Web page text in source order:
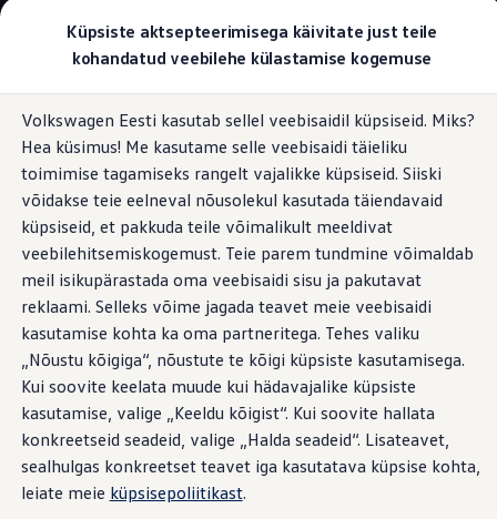
Küpsiste aktsepteerimisega käivitate just teile
kohandatud veebilehe külastamise kogemuse
Volkswagen Eesti kasutab sellel veebisaidil küpsiseid. Miks?
Hea küsimus! Me kasutame selle veebisaidi täieliku
toimimise tagamiseks rangelt vajalikke küpsiseid. Siiski
võidakse teie eelneval nõusolekul kasutada täiendavaid
küpsiseid, et pakkuda teile võimalikult meeldivat
veebilehitsemiskogemust. Teie parem tundmine võimaldab
meil isikupärastada oma veebisaidi sisu ja pakutavat
reklaami. Selleks võime jagada teavet meie veebisaidi
kasutamise kohta ka oma partneritega. Tehes valiku
„Nõustu kõigiga“, nõustute te kõigi küpsiste kasutamisega.
Kui soovite keelata muude kui hädavajalike küpsiste
kasutamise, valige „Keeldu kõigist“. Kui soovite hallata
konkreetseid seadeid, valige „Halda seadeid“. Lisateavet,
sealhulgas konkreetset teavet iga kasutatava küpsise kohta,
leiate meie küpsisepoliitikast.
põhisisu
juurde
jaluse
juurde
Valige oma Volkswagen
Mudelid ja konfiguraator
Uus ID. Cross
Konfigureeri
Volkswageni tarbesõidukid. Igaks ülesandeks valmis
Volkswagen laoautode e-pood
Pakkumised ja teenused
Juubelipakkumine
Autovahetus
Garantii
Volkswagen laoautode e-pood
Tasuta registreerimistasu sinu uuele Volkswagenile!
Tiguani pistikhübriid
Elektriautod ja hübriidautod
Golf eHybrid
Tiguan eHybrid
Passat eHybrid
Tayron eHybrid
Touareg eHybrid
Ära iial ütle iial
ID. teadmised
Laadimine ja sõiduulatus
Lähiümbruse jälgimissüsteem Area View
Täieliku ülevaate
saamiseks.